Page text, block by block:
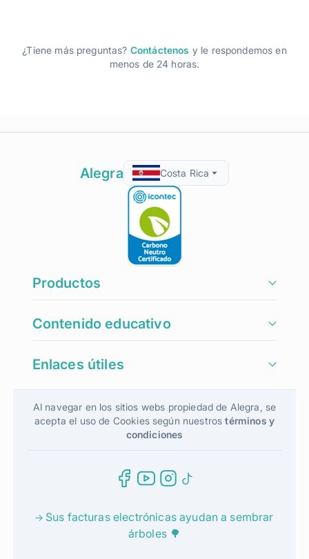
¿Tiene más preguntas? Contáctenos y le respondemos en
menos de 24 horas.
Alegra Costa Rica
Productos
Contenido educativo
Enlaces útiles
Al navegar en los sitios webs propiedad de Alegra, se
acepta el uso de Cookies según nuestrostérminos y
condiciones
Sus facturas electrónicas ayudan a sembrar
árboles 🌳